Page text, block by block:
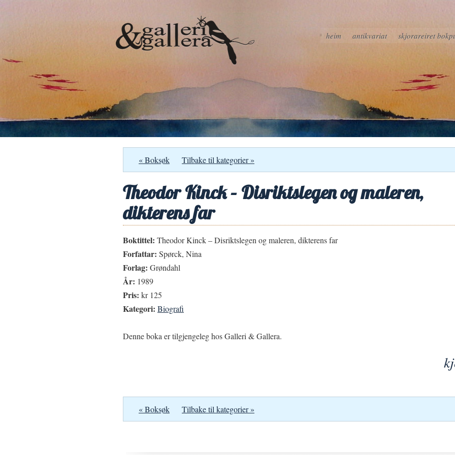
heim antikvariat skjorareiret
« Boksøk Tilbake til kategorier »
Theodor Kinck – Disriktslegen og maleren,
dikterens far
Boktittel: Theodor Kinck – Disriktslegen og maleren, dikterens far
Forfattar: Spørck, Nina
Forlag: Grøndahl
År: 1989
Pris: kr 125
Kategori: Biografi
Denne boka er tilgjengeleg hos Galleri & Gallera.
« Boksøk Tilbake til kategorier »